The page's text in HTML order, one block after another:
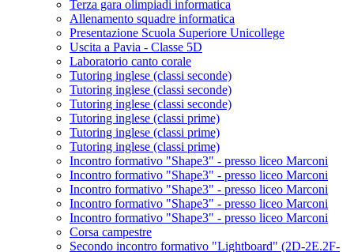
Terza gara olimpiadi informatica
Allenamento squadre informatica
Presentazione Scuola Superiore Unicollege
Uscita a Pavia - Classe 5D
Laboratorio canto corale
Tutoring inglese (classi seconde)
Tutoring inglese (classi seconde)
Tutoring inglese (classi seconde)
Tutoring inglese (classi prime)
Tutoring inglese (classi prime)
Tutoring inglese (classi prime)
Incontro formativo "Shape3" - presso liceo Marconi
Incontro formativo "Shape3" - presso liceo Marconi
Incontro formativo "Shape3" - presso liceo Marconi
Incontro formativo "Shape3" - presso liceo Marconi
Incontro formativo "Shape3" - presso liceo Marconi
Corsa campestre
Secondo incontro formativo "Lightboard" (2D-2E.2F-